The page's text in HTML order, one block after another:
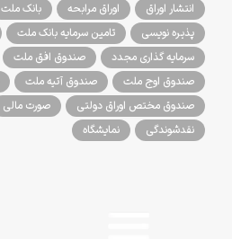
انتشار اوراق اوراق مرابحه بانک ملت
پذیره نویسی
تامین سرمایه بانک ملت
سرمایه گذاری مجدد
صندوق افق ملت
صندوق اوج ملت
صندوق آتیه ملت
صندوق مختص اوراق دولتی
صورت مالی
نقدشوندگی
نمایشگاه